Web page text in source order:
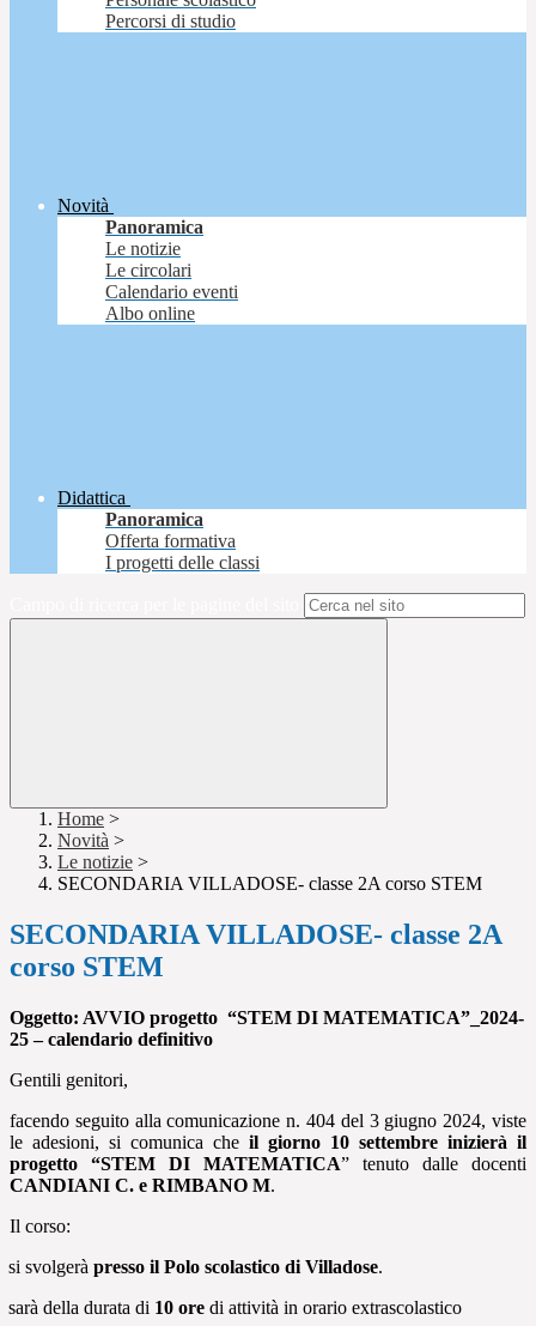
Percorsi di studio
Novità
Panoramica
Le notizie
Le circolari
Calendario eventi
Albo online
Didattica
Panoramica
Offerta formativa
I progetti delle classi
Home >
Novità >
Le notizie >
SECONDARIA VILLADOSE- classe 2A corso STEM
SECONDARIA VILLADOSE- classe 2A
corso STEM
Oggetto: AVVIO progetto “STEM DI MATEMATICA”_2024-
25 – calendario definitivo
Gentili genitori,
facendo seguito alla comunicazione n. 404 del 3 giugno 2024, viste
le adesioni, si comunica che il giorno 10 settembre inizierà il
progetto “STEM DI MATEMATICA” tenuto dalle docenti
CANDIANI C. e RIMBANO M.
Il corso:
si svolgerà presso il Polo scolastico di Villadose.
sarà della durata di 10 ore di attività in orario extrascolastico